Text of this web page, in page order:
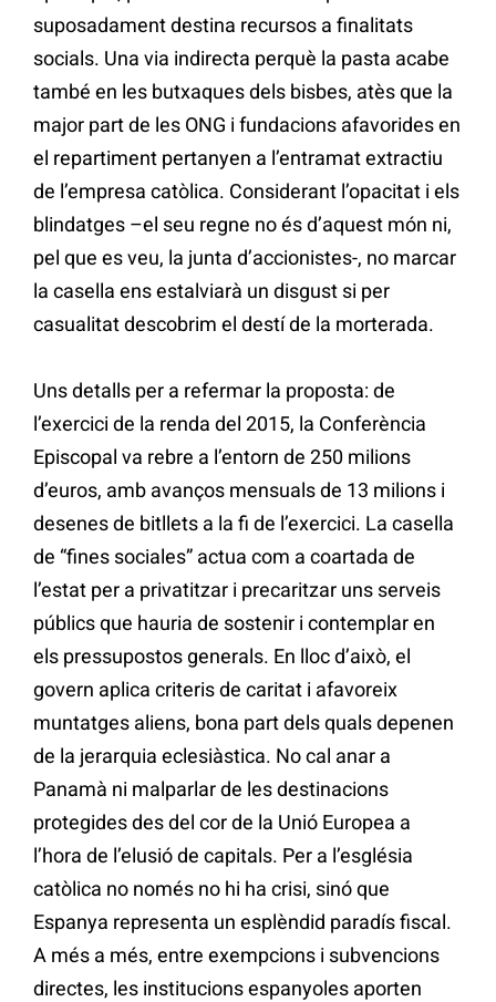
suposadament destina recursos a finalitats
socials. Una via indirecta perquè la pasta acabe
també en les butxaques dels bisbes, atès que la
major part de les ONG i fundacions afavorides en
el repartiment pertanyen a l’entramat extractiu
de l’empresa catòlica. Considerant l’opacitat i els
blindatges –el seu regne no és d’aquest món ni,
pel que es veu, la junta d’accionistes-, no marcar
la casella ens estalviarà un disgust si per
casualitat descobrim el destí de la morterada.
Uns detalls per a refermar la proposta: de
l’exercici de la renda del 2015, la Conferència
Episcopal va rebre a l’entorn de 250 milions
d’euros, amb avanços mensuals de 13 milions i
desenes de bitllets a la fi de l’exercici. La casella
de “fines sociales” actua com a coartada de
l’estat per a privatitzar i precaritzar uns serveis
públics que hauria de sostenir i contemplar en
els pressupostos generals. En lloc d’això, el
govern aplica criteris de caritat i afavoreix
muntatges aliens, bona part dels quals depenen
de la jerarquia eclesiàstica. No cal anar a
Panamà ni malparlar de les destinacions
protegides des del cor de la Unió Europea a
l’hora de l’elusió de capitals. Per a l’església
catòlica no només no hi ha crisi, sinó que
Espanya representa un esplèndid paradís fiscal.
A més a més, entre exempcions i subvencions
directes, les institucions espanyoles aporten